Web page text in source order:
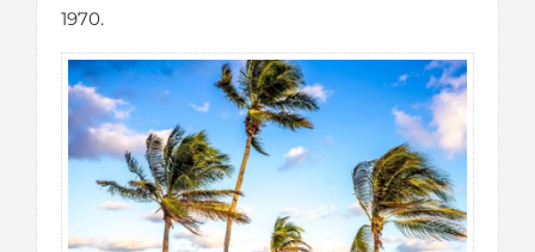
1970.